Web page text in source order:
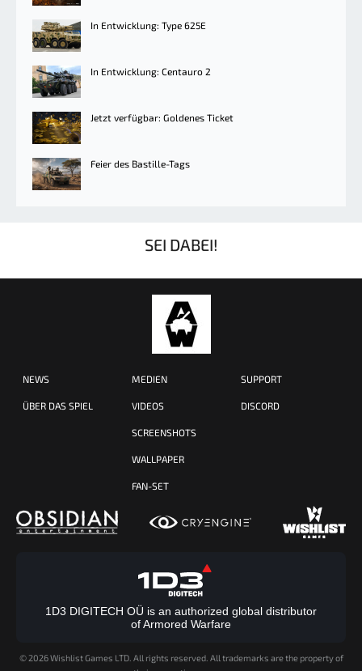
In Entwicklung: Type 625E
In Entwicklung: Centauro 2
Jetzt verfügbar: Goldenes Ticket
Feier des Bastille-Tags
SEI DABEI!
NEWS
ÜBER DAS SPIEL
MEDIEN
VIDEOS
SCREENSHOTS
WALLPAPER
FAN-SET
SUPPORT
DISCORD
1D3 DIGITECH OÜ is an authorized global distributor
of Armored Warfare
© 2026 Wishlist Games LTD. All rights reserved. All trademarks are the property of